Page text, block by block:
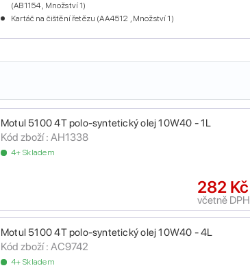
(AB1154 , Množství 1)
Kartáč na čištění řetězu (AA4512 , Množství 1)
Motul 5100 4T polo-syntetický olej 10W40 - 1L
Kód zboží : AH1338
4+ Skladem
282 Kč
včetně DPH
Motul 5100 4T polo-syntetický olej 10W40 - 4L
Kód zboží : AC9742
4+ Skladem